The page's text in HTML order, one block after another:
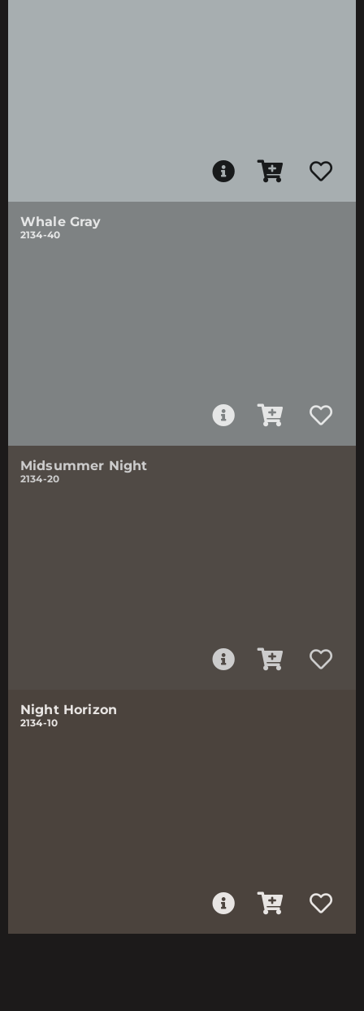
Whale Gray
2134-40
Midsummer Night
2134-20
Night Horizon
2134-10